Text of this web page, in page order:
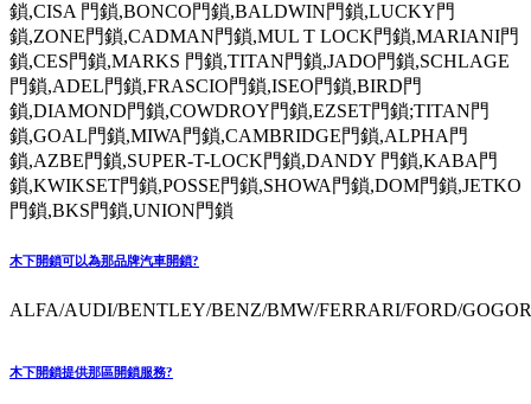
鎖,CISA 門鎖,BONCO門鎖,BALDWIN門鎖,LUCKY門
鎖,ZONE門鎖,CADMAN門鎖,MUL T LOCK門鎖,MARIANI門
鎖,CES門鎖,MARKS 門鎖,TITAN門鎖,JADO門鎖,SCHLAGE
門鎖,ADEL門鎖,FRASCIO門鎖,ISEO門鎖,BIRD門
鎖,DIAMOND門鎖,COWDROY門鎖,EZSET門鎖;TITAN門
鎖,GOAL門鎖,MIWA門鎖,CAMBRIDGE門鎖,ALPHA門
鎖,AZBE門鎖,SUPER-T-LOCK門鎖,DANDY 門鎖,KABA門
鎖,KWIKSET門鎖,POSSE門鎖,SHOWA門鎖,DOM門鎖,JETKO
門鎖,BKS門鎖,UNION門鎖
木下開鎖可以為那品牌汽車開鎖?
ALFA/AUDI/BENTLEY/BENZ/BMW/FERRARI/FORD/
木下開鎖提供那區開鎖服務?